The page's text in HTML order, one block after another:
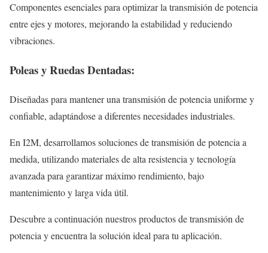
Componentes esenciales para optimizar la transmisión de potencia
entre ejes y motores, mejorando la estabilidad y reduciendo
vibraciones.
Poleas y Ruedas Dentadas:
Diseñadas para mantener una transmisión de potencia uniforme y
confiable, adaptándose a diferentes necesidades industriales.
En I2M, desarrollamos soluciones de transmisión de potencia a
medida, utilizando materiales de alta resistencia y tecnología
avanzada para garantizar máximo rendimiento, bajo
mantenimiento y larga vida útil.
Descubre a continuación nuestros productos de transmisión de
potencia y encuentra la solución ideal para tu aplicación.